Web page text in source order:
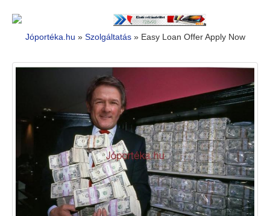
Jóportéka.hu » Szolgáltatás » Easy Loan Offer Apply Now